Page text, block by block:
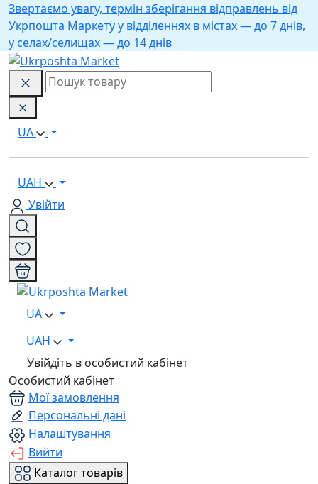
Звертаємо увагу, термін зберігання відправлень від
Укрпошта Маркету у відділеннях в містах — до 7 днів,
у селах/селищах — до 14 днів
UA
UAH
Увійти
UA
UAH
Увійдіть в особистий кабінет
Особистий кабінет
Мої замовлення
Персональні дані
Налаштування
Вийти
Каталог товарів